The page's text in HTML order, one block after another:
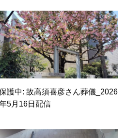
護中: 故高須喜彦さん葬儀_2026
5月16日配信